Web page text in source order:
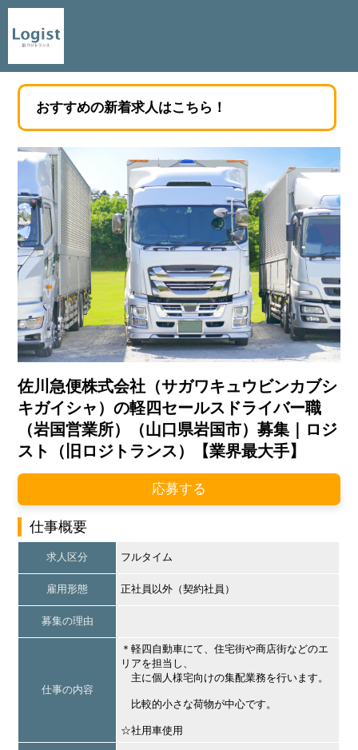
おすすめの新着求人はこちら！
佐川急便株式会社（サガワキュウビンカブシ
キガイシャ）の軽四セールスドライバー職
（岩国営業所）（山口県岩国市）募集｜ロジ
スト（旧ロジトランス）【業界最大手】
応募する
仕事概要
求人区分 フルタイム
雇用形態 正社員以外（契約社員）
募集の理由
仕事の内容
＊軽四自動車にて、住宅街や商店街などのエ
リアを担当し、
主に個人様宅向けの集配業務を行います。
比較的小さな荷物が中心です。
☆社用車使用